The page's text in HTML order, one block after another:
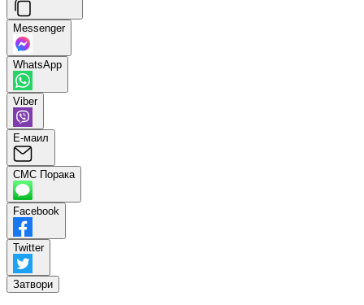
Messenger
WhatsApp
Viber
Е-маил
СМС Порака
Facebook
Twitter
Затвори